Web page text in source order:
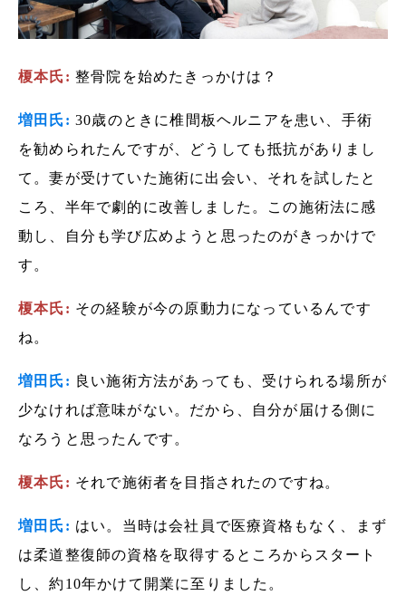
榎本氏: 整骨院を始めたきっかけは？
増田氏: 30歳のときに椎間板ヘルニアを患い、手術
を勧められたんですが、どうしても抵抗がありまし
て。妻が受けていた施術に出会い、それを試したと
ころ、半年で劇的に改善しました。この施術法に感
動し、自分も学び広めようと思ったのがきっかけで
す。
榎本氏: その経験が今の原動力になっているんです
ね。
増田氏: 良い施術方法があっても、受けられる場所が
少なければ意味がない。だから、自分が届ける側に
なろうと思ったんです。
榎本氏: それで施術者を目指されたのですね。
増田氏: はい。当時は会社員で医療資格もなく、まず
は柔道整復師の資格を取得するところからスタート
し、約10年かけて開業に至りました。